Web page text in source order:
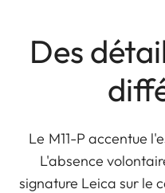
Des
Le M11-P accentue
L'absence
signature Leica sur le